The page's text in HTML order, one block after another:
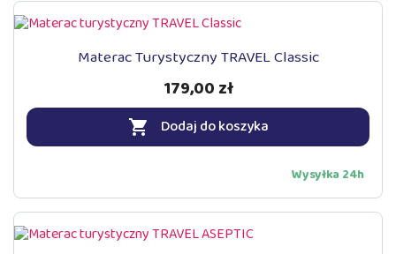
Materac Turystyczny TRAVEL Classic
179,00 zł
 Dodaj do koszyka
Wysyłka 24h